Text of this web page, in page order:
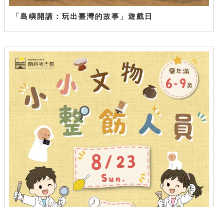
「島嶼開講：玩出臺灣的故事」遊戲日